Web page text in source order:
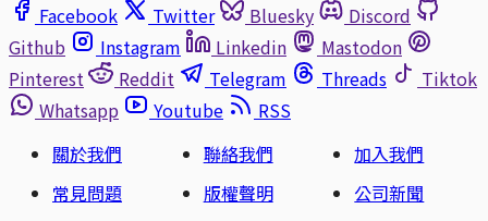
Facebook
Twitter Bluesky
Discord
Github
Instagram Linkedin
Mastodon
Pinterest
Reddit Telegram Threads
Tiktok
Whatsapp
Youtube
RSS
關於我們
聯絡我們
加入我們
常見問題
版權聲明
公司新聞